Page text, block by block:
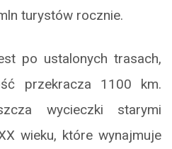
turystów rocznie.
po ustalonych trasach,
przekracza 1100 km.
wycieczki starymi
wieku, które wynajmuje